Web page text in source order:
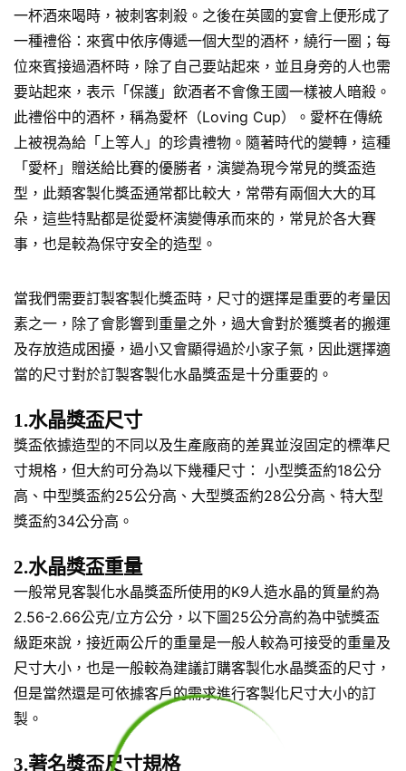
一杯酒來喝時，被刺客刺殺。之後在英國的宴會上便形成了
一種禮俗：來賓中依序傳遞一個大型的酒杯，繞行一圈；每
位來賓接過酒杯時，除了自己要站起來，並且身旁的人也需
要站起來，表示「保護」飲酒者不會像王國一樣被人暗殺。
此禮俗中的酒杯，稱為愛杯（Loving Cup）。愛杯在傳統
上被視為給「上等人」的珍貴禮物。隨著時代的變轉，這種
「愛杯」贈送給比賽的優勝者，演變為現今常見的獎盃造
型，此類客製化獎盃通常都比較大，常帶有兩個大大的耳
朵，這些特點都是從愛杯演變傳承而來的，常見於各大賽
事，也是較為保守安全的造型。
當我們需要訂製客製化獎盃時，尺寸的選擇是重要的考量因
素之一，除了會影響到重量之外，過大會對於獲獎者的搬運
及存放造成困擾，過小又會顯得過於小家子氣，因此選擇適
當的尺寸對於訂製客製化水晶獎盃是十分重要的。
1.水晶獎盃尺寸
獎盃依據造型的不同以及生產廠商的差異並沒固定的標準尺
寸規格，但大約可分為以下幾種尺寸： 小型獎盃約18公分
高、中型獎盃約25公分高、大型獎盃約28公分高、特大型
獎盃約34公分高。
2.水晶獎盃重量
一般常見客製化水晶獎盃所使用的K9人造水晶的質量約為
2.56-2.66公克/立方公分，以下圖25公分高約為中號獎盃
級距來說，接近兩公斤的重量是一般人較為可接受的重量及
尺寸大小，也是一般較為建議訂購客製化水晶獎盃的尺寸，
但是當然還是可依據客戶的需求進行客製化尺寸大小的訂
製。
3.著名獎盃尺寸規格